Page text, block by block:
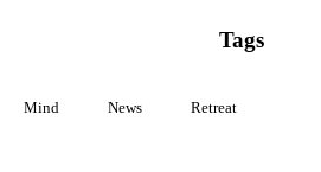
Tags
Mind News Retreat